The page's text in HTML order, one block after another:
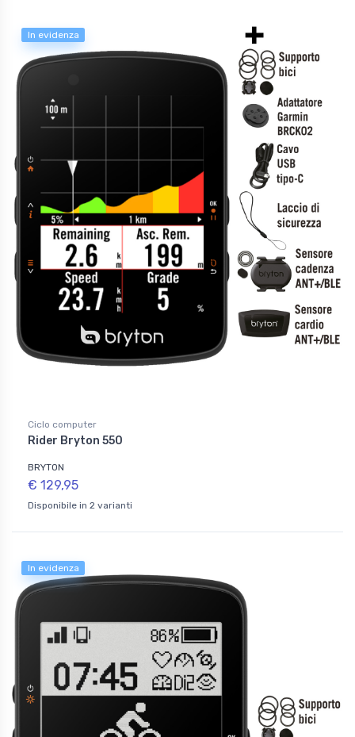
In evidenza
Ciclo computer
Rider Bryton 550
BRYTON
€ 129,95
Disponibile in 2 varianti
In evidenza